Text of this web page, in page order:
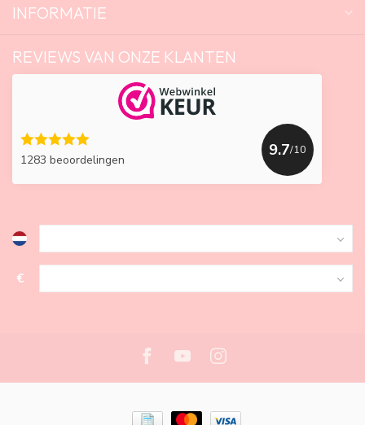
INFORMATIE
REVIEWS VAN ONZE KLANTEN
1283 beoordelingen
9.7/10
€